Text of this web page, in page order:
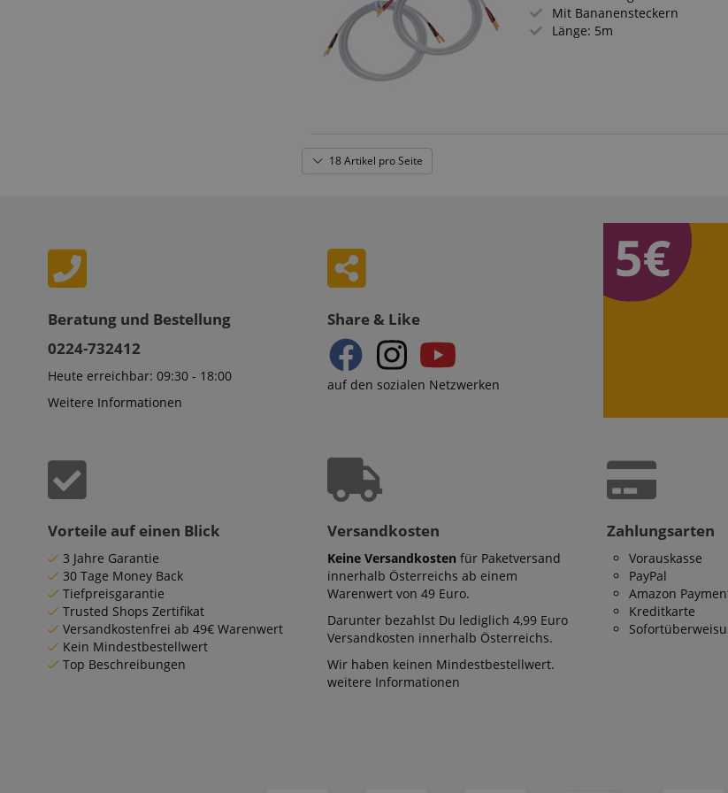
Mit Bananensteckern
Länge: 5m
18 Artikel pro Seite
Beratung und Bestellung
0224-732412
Heute erreichbar: 09:30 - 18:00
Weitere Informationen
Share & Like
auf den sozialen Netzwerken
Vorteile auf einen Blick
3 Jahre Garantie
30 Tage Money Back
Tiefpreisgarantie
Trusted Shops Zertifikat
Versandkostenfrei ab 49€ Warenwert
Kein Mindestbestellwert
Top Beschreibungen
Versandkosten
Keine Versandkosten für Paketversand
innerhalb Österreichs ab einem
Warenwert von 49 Euro.
Darunter bezahlst Du lediglich 4,99 Euro
Versandkosten innerhalb Österreichs.
Wir haben keinen Mindestbestellwert.
weitere Informationen
Zahlungsarten
Vorauskasse
PayPal
Amazon
Kreditkarte